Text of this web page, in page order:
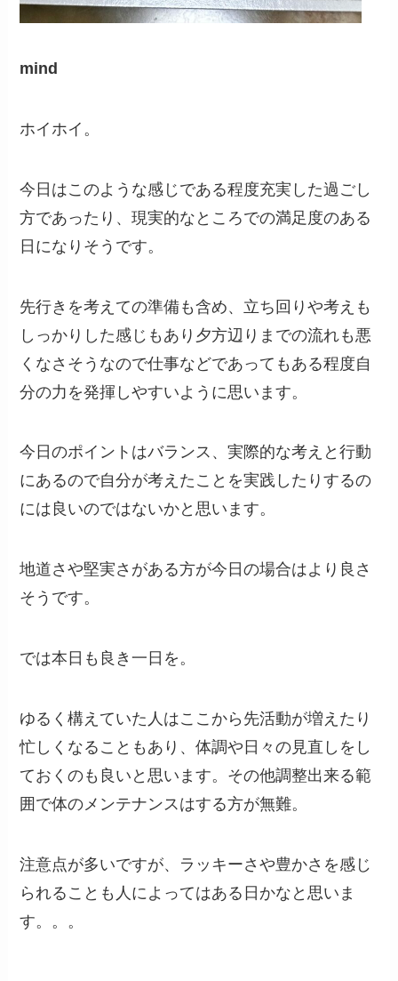
mind
ホイホイ。
今日はこのような感じである程度充実した過ごし
方であったり、現実的なところでの満足度のある
日になりそうです。
先行きを考えての準備も含め、立ち回りや考えも
しっかりした感じもあり夕方辺りまでの流れも悪
くなさそうなので仕事などであってもある程度自
分の力を発揮しやすいように思います。
今日のポイントはバランス、実際的な考えと行動
にあるので自分が考えたことを実践したりするの
には良いのではないかと思います。
地道さや堅実さがある方が今日の場合はより良さ
そうです。
では本日も良き一日を。
ゆるく構えていた人はここから先活動が増えたり
忙しくなることもあり、体調や日々の見直しをし
ておくのも良いと思います。その他調整出来る範
囲で体のメンテナンスはする方が無難。
注意点が多いですが、ラッキーさや豊かさを感じ
られることも人によってはある日かなと思いま
す。。。